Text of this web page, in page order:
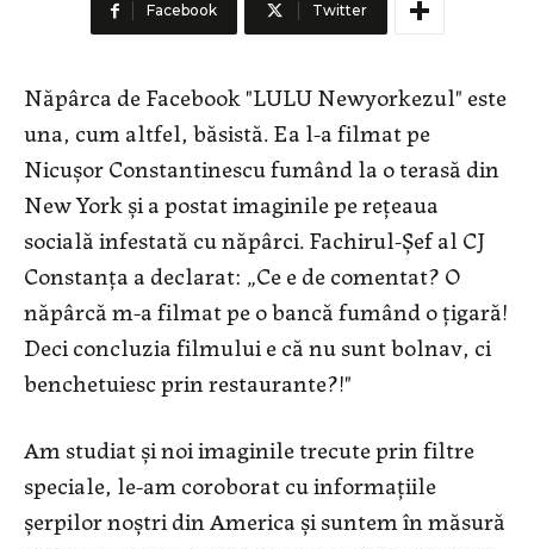
Facebook Twitter
Năpârca de Facebook "LULU Newyorkezul" este
una, cum altfel, băsistă. Ea l-a filmat pe
Nicuşor Constantinescu fumând la o terasă din
New York şi a postat imaginile pe reţeaua
socială infestată cu năpârci. Fachirul-Şef al CJ
Constanţa a declarat: „Ce e de comentat? O
năpârcă m-a filmat pe o bancă fumând o țigară!
Deci concluzia filmului e că nu sunt bolnav, ci
benchetuiesc prin restaurante?!"
Am studiat şi noi imaginile trecute prin filtre
speciale, le-am coroborat cu informaţiile
şerpilor noştri din America şi suntem în măsură